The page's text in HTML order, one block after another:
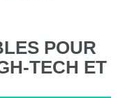
POUR
TECH ET